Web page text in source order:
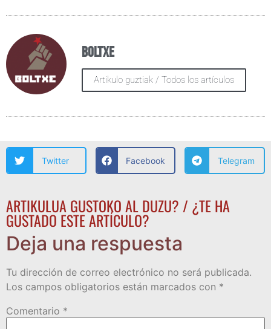
Boltxe
Artikulo guztiak / Todos los artículos
Twitter Facebook Telegram
ARTIKULUA GUSTOKO AL DUZU? / ¿TE HA
GUSTADO ESTE ARTÍCULO?
Deja una respuesta
Tu dirección de correo electrónico no será publicada.
Los campos obligatorios están marcados con *
Comentario *